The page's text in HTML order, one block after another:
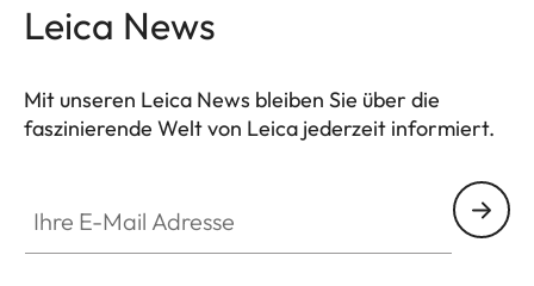
Wetterbedingungen.
Leica News
Mit unseren Leica News bleiben Sie über die
faszinierende Welt von Leica jederzeit informiert.